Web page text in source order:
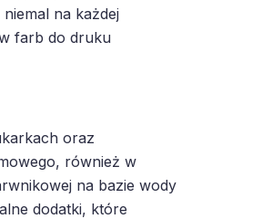
na każdej
farb do druku
oraz
również w
na bazie wody
dodatki, które